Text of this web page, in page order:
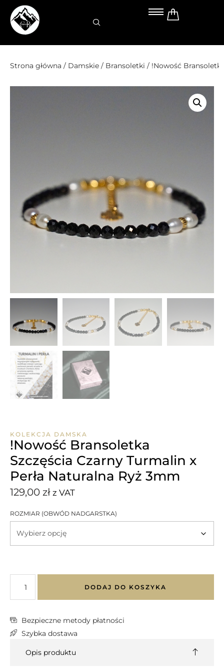
Przejdź
Strona główna / Damskie / Bransoletki / !Nowość
KOLEKCJA DAMSKA
!Nowość Bransoletka
Szczęścia Czarny Turmalin x
Perła Naturalna Ryż 3mm
129,00 zł z VAT
ROZMIAR (OBWÓD NADGARSTKA)
DODAJ DO KOSZYKA
Bezpieczne metody płatności
Szybka dostawa
Opis produktu